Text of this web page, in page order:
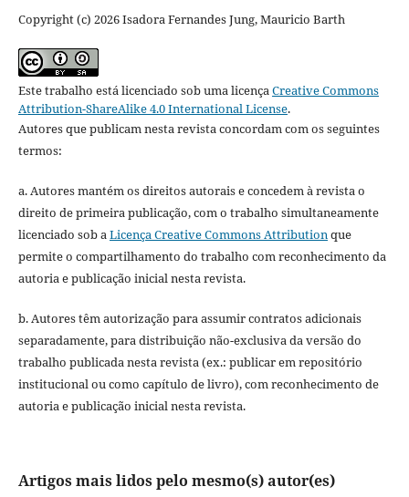
Copyright (c) 2026 Isadora Fernandes Jung, Mauricio Barth
Este trabalho está licenciado sob uma licençaCreative Commons
Attribution-ShareAlike 4.0 International License.
Autores que publicam nesta revista concordam com os seguintes
termos:
a. Autores mantém os direitos autorais e concedem à revista o
direito de primeira publicação, com o trabalho simultaneamente
licenciado sob aLicença Creative Commons Attributionque
permite o compartilhamento do trabalho com reconhecimento da
autoria e publicação inicial nesta revista.
b. Autores têm autorização para assumir contratos adicionais
separadamente, para distribuição não-exclusiva da versão do
trabalho publicada nesta revista (ex.: publicar em repositório
institucional ou como capítulo de livro), com reconhecimento de
autoria e publicação inicial nesta revista.
Artigos mais lidos pelo mesmo(s) autor(es)